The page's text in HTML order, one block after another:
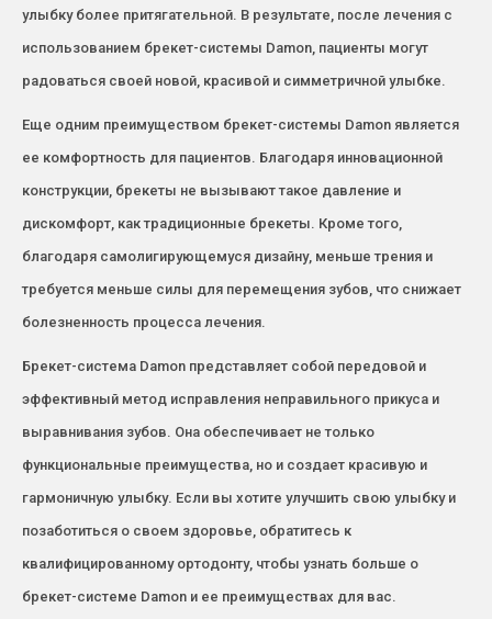
улыбку более притягательной. В результате, после лечения с
использованием брекет-системы Damon, пациенты могут
радоваться своей новой, красивой и симметричной улыбке.
Еще одним преимуществом брекет-системы Damon является
ее комфортность для пациентов. Благодаря инновационной
конструкции, брекеты не вызывают такое давление и
дискомфорт, как традиционные брекеты. Кроме того,
благодаря самолигирующемуся дизайну, меньше трения и
требуется меньше силы для перемещения зубов, что снижает
болезненность процесса лечения.
Брекет-система Damon представляет собой передовой и
эффективный метод исправления неправильного прикуса и
выравнивания зубов. Она обеспечивает не только
функциональные преимущества, но и создает красивую и
гармоничную улыбку. Если вы хотите улучшить свою улыбку и
позаботиться о своем здоровье, обратитесь к
квалифицированному ортодонту, чтобы узнать больше о
брекет-системе Damon и ее преимуществах для вас.